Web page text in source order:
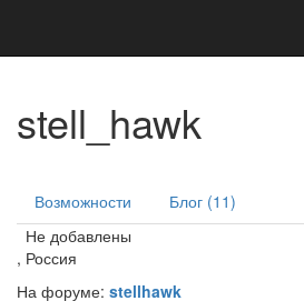
stell_hawk
Возможности
Блог (11)
Не добавлены
, Россия
На форуме: stellhawk